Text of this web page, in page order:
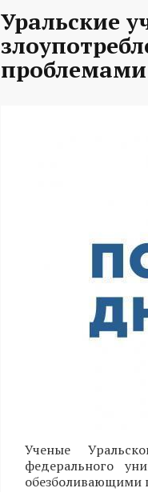
Уральские
Ученые
федерального
обезболивающими